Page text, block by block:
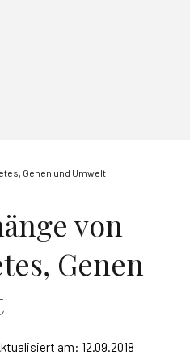
Genen und Umwelt
von
Genen
am: 12.09.2018